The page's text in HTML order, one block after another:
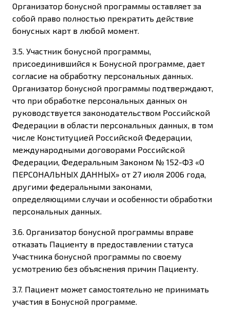
Организатор бонусной программы оставляет за
собой право полностью прекратить действие
бонусных карт в любой момент.
3.5. Участник бонусной программы,
присоединившийся к Бонусной программе, дает
согласие на обработку персональных данных.
Организатор бонусной программы подтверждают,
что при обработке персональных данных он
руководствуется законодательством Российской
Федерации в области персональных данных, в том
числе Конституцией Российской Федерации,
международными договорами Российской
Федерации, Федеральным Законом № 152-ФЗ «О
ПЕРСОНАЛЬНЫХ ДАННЫХ» от 27 июля 2006 года,
другими федеральными законами,
определяющими случаи и особенности обработки
персональных данных.
3.6. Организатор бонусной программы вправе
отказать Пациенту в предоставлении статуса
Участника бонусной программы по своему
усмотрению без объяснения причин Пациенту.
3.7. Пациент может самостоятельно не принимать
участия в Бонусной программе.